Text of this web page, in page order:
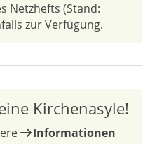
Netzhefts (Stand:
zur Verfügung.
Kirchenasyle!
Informationen